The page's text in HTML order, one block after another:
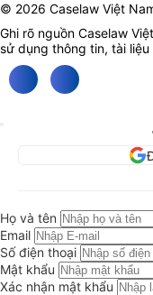
© 2026 Caselaw Việt
Ghi rõ nguồn Caselaw
sử dụng thông tin, tài
Họ và tên
Email
Số điện thoại
Mật khẩu
Xác nhận mật khẩu